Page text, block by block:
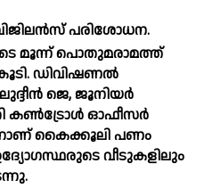
വിജിലന്‍സ് പരിശോധന.
മൂന്ന് പൊതുമരാമത്ത്
ഡിവിഷണല്‍
ജെ, ജൂനിയര്‍
കണ്‍ട്രോള്‍ ഓഫീസര്‍
കൈക്കൂലി പണം
വീടുകളിലും